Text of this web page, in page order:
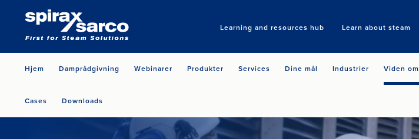
Learning and resources hub Learn about steam
Hjem Damprådgivning Webinarer Produkter Services Dine mål Industrier Viden om
Cases Downloads